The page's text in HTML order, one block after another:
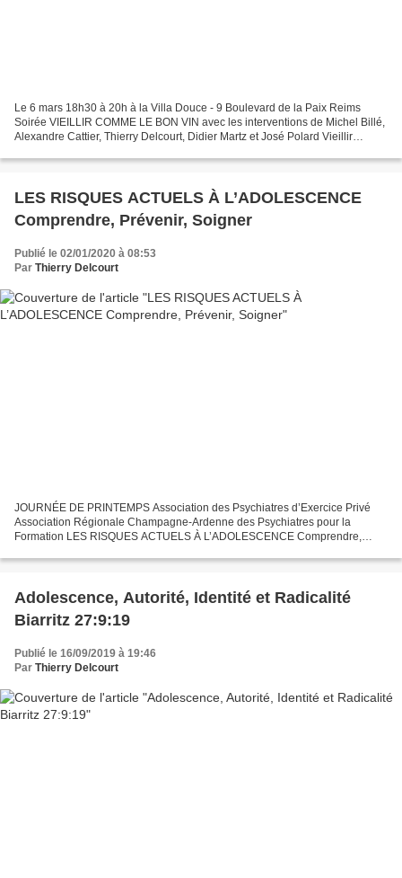
Le 6 mars 18h30 à 20h à la Villa Douce - 9 Boulevard de la Paix Reims
Soirée VIEILLIR COMME LE BON VIN avec les interventions de Michel Billé,
Alexandre Cattier, Thierry Delcourt, Didier Martz et José Polard Vieillir
LES RISQUES ACTUELS À L’ADOLESCENCE
Comprendre, Prévenir, Soigner
Publié le 02/01/2020 à 08:53
Par Thierry Delcourt
JOURNÉE DE PRINTEMPS Association des Psychiatres d’Exercice Privé
Association Régionale Champagne-Ardenne des Psychiatres pour la
Formation LES RISQUES ACTUELS À L’ADOLESCENCE Comprendre,
Adolescence, Autorité, Identité et Radicalité
Biarritz 27:9:19
Publié le 16/09/2019 à 19:46
Par Thierry Delcourt